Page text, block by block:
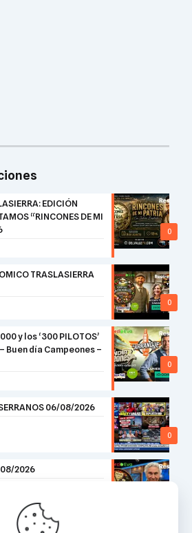
0
EDICIÓN
“RINCONES DE MI
0
TRASLASIERRA
0
y los ‘300 PILOTOS’
Buen día Campeones –
0
06/08/2026
08/2026